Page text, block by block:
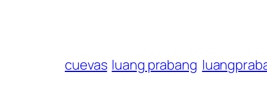
cuevas luang prabang